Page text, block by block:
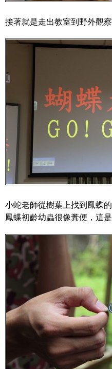
接著就是走出教室到野外觀
小蛇老師從樹葉上找到鳳蝶
鳳蝶初齡幼蟲很像糞便，這